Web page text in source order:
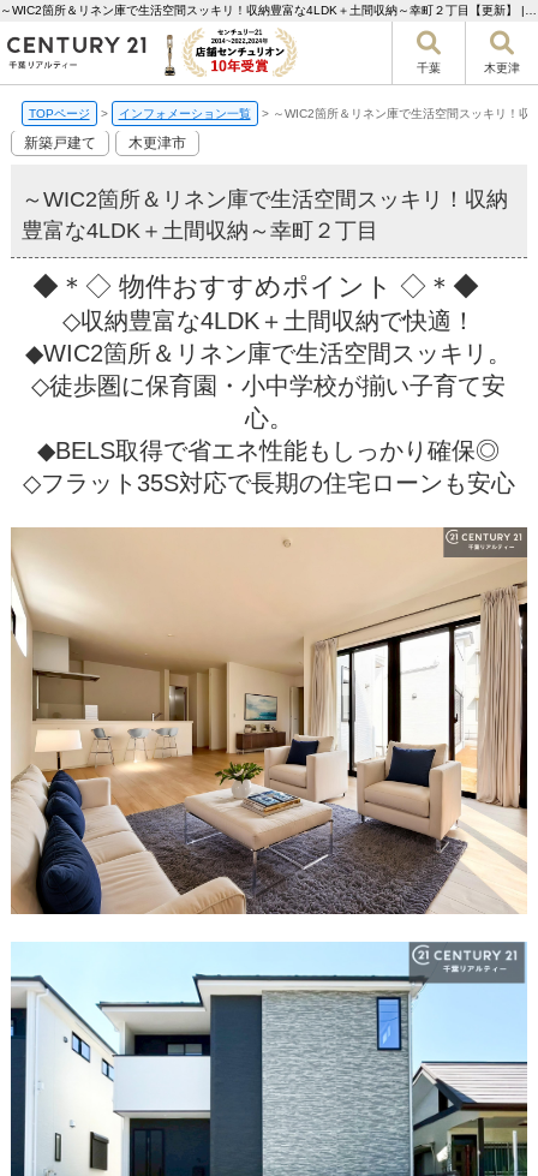
千葉 木更津
TOPページ > インフォメーション一覧 > ～WIC2箇所＆リネン庫で生活空間スッキリ！
新築戸建て 木更津市
～WIC2箇所＆リネン庫で生活空間スッキリ！収納
豊富な4LDK＋土間収納～幸町２丁目
◆＊◇ 物件おすすめポイント ◇＊◆
◇収納豊富な4LDK＋土間収納で快適！
◆WIC2箇所＆リネン庫で生活空間スッキリ。
◇徒歩圏に保育園・小中学校が揃い子育て安
心。
◆BELS取得で省エネ性能もしっかり確保◎
◇フラット35S対応で長期の住宅ローンも安心